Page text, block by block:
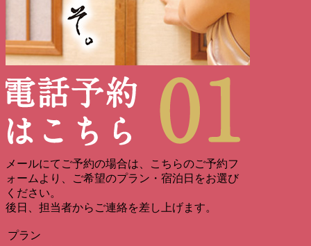
メールにてご予約の場合は、こちらのご予約フ
ォームより、ご希望のプラン・宿泊日をお選び
ください。
後日、担当者からご連絡を差し上げます。
プラン